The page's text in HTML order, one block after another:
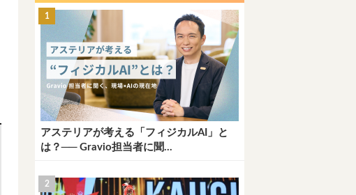
アステリアが考える「フィジカルAI」と
は？── Gravio担当者に聞...